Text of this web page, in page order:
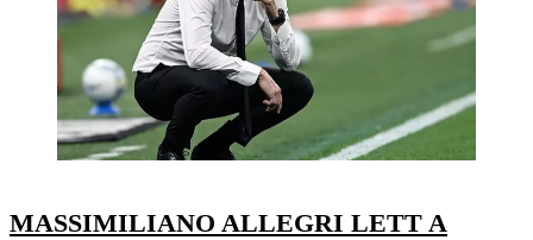
MASSIMILIANO ALLEGRI LETT A